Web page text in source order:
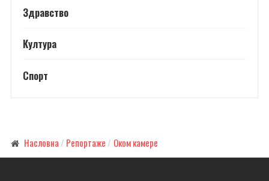
Здравство
Култура
Спорт
Насловна Репортаже Оком камере